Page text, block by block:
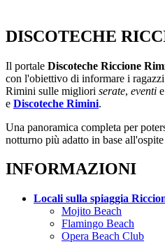
DISCOTECHE
Il portale Discoteche Riccione
con l'obiettivo di informare i
Rimini sulle migliori serate, eventi e
e Discoteche Rimini.
Una panoramica completa per
notturno più adatto in base
INFORMAZIONI
Locali sulla spiaggia
Mojito Beach
Flamingo Beach
Opera Beach Club